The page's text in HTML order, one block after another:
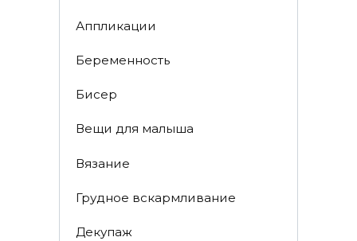
Аппликации
Беременность
Бисер
Вещи для малыша
Вязание
Грудное вскармливание
Декупаж